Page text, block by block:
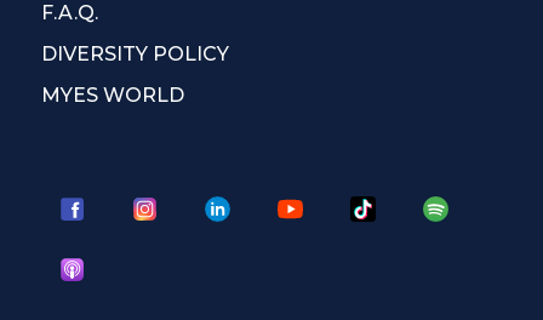
F.A.Q.
DIVERSITY POLICY
MYES WORLD